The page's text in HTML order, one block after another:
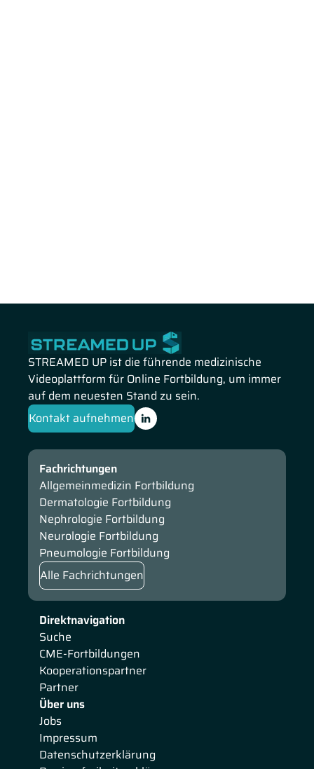
STREAMED UP ist die führende medizinische
Videoplattform für Online Fortbildung, um immer
auf dem neuesten Stand zu sein.
Kontakt aufnehmen
Direktnavigation
Suche
CME-Fortbildungen
Kooperationspartner
Partner
Über uns
Jobs
Impressum
Datenschutzerklärung
Fachrichtungen
Allgemeinmedizin Fortbildung
Dermatologie Fortbildung
Nephrologie Fortbildung
Neurologie Fortbildung
Pneumologie Fortbildung
Alle Fachrichtungen